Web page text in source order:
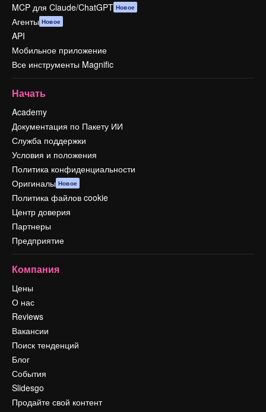
MCP для Claude/ChatGPT Новое
Агенты Новое
API
Мобильное приложение
Все инструменты Magnific
Начать
Academy
Документация по Пакету ИИ
Служба поддержки
Условия и положения
Политика конфиденциальности
Оригиналы Новое
Политика файлов cookie
Центр доверия
Партнеры
Предприятие
Компания
Цены
О нас
Reviews
Вакансии
Поиск тенденций
Блог
События
Slidesgo
Продайте свой контент